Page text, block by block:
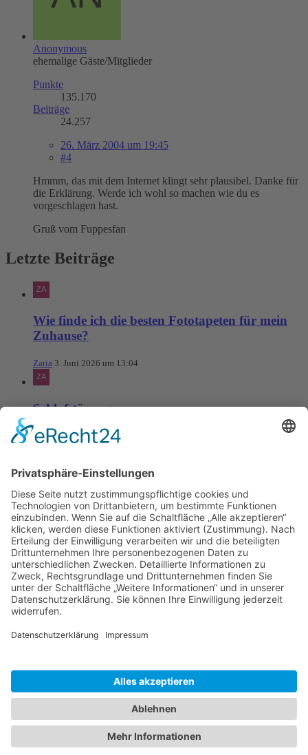
Anonymous
ehemalige Gäste/Mitglieder
Punkte
135.170
Beiträge
24.257
26. März 2004 um 19:45
#4
Hmmm, das mit dem Internet klingt sehr plausibel. Danke für
die Erklärung. Werde ich wohl so machen wie du es
vorgeschlagen hast.
Gruß vom Fuppesfan
Letzte Beiträge
Wie finde ich die besten Fototapeten für mein
Zuhause?
Zaria 3. Juni 2026 um 13:04
Schlafstörungen
Zaria 3. Juni 2026 um 13:03
Ms word to PDF
Manuellsen 28. Mai 2026 um 10:31
Künstliche Intelligenz in der
Plattformentwicklung
MasonOgden 24. August 2025 um 10:58
Was habt ihr euch zuletzt gekauft?
LarsKlars 3. März 2025 um 10:08
Kontakt
Datenschutzerklärung
Nutzungsbedingungen